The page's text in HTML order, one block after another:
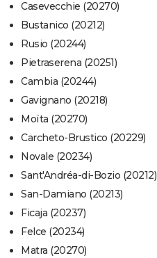
Casevecchie (20270)
Bustanico (20212)
Rusio (20244)
Pietraserena (20251)
Cambia (20244)
Gavignano (20218)
Moïta (20270)
Carcheto-Brustico (20229)
Novale (20234)
Sant'Andréa-di-Bozio (20212)
San-Damiano (20213)
Ficaja (20237)
Felce (20234)
Matra (20270)